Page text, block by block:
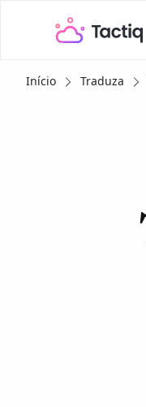
Início Traduza